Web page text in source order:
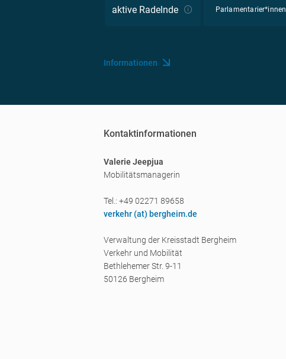
aktive Radelnde Parlamentarier*innen
Informationen
Kontaktinformationen
Valerie Jeepjua
Mobilitätsmanagerin
Tel.: +49 02271 89658
verkehr (at) bergheim.de
Verwaltung der Kreisstadt Bergheim
Verkehr und Mobilität
Bethlehemer Str. 9-11
50126 Bergheim